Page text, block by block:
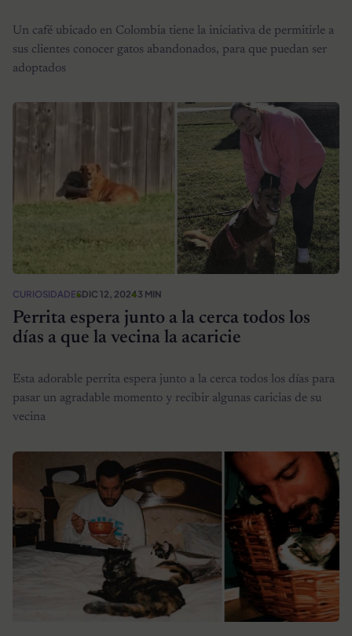
Un café ubicado en Colombia tiene la iniciativa de permitirle a
sus clientes conocer gatos abandonados, para que puedan ser
adoptados
CURIOSIDADESDIC 12, 20243 MIN
Perrita espera junto a la cerca todos los
días a que la vecina la acaricie
Esta adorable perrita espera junto a la cerca todos los días para
pasar un agradable momento y recibir algunas caricias de su
vecina